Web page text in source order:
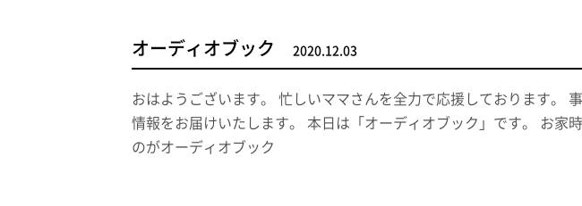
オーディオブック 2020.12.03
おはようございます。 忙しいママさんを全力で応援しております。
情報をお届けいたします。 本日は「オーディオブック」です。 お家
のがオーディオブック